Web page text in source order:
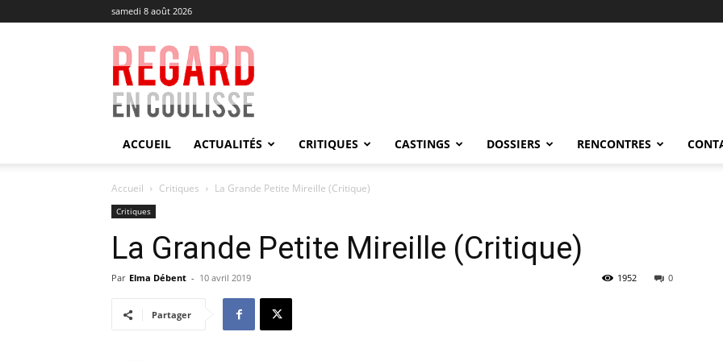
samedi 8 août 2026
Regard
en
Coulisse
ACCUEIL ACTUALITÉS CRITIQUES CASTINGS DOSSIERS RENCONTRES
Accueil Critiques La Grande Petite Mireille (Critique)
Critiques
La Grande Petite Mireille (Critique)
Par Elma Débent - 10 avril 2019 0
1952
Partager